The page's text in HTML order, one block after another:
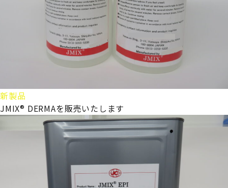
新製品
JMIX® DERMAを販売いたします